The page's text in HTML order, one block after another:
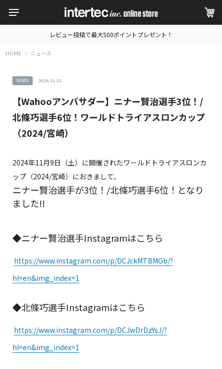
レビュー投稿で最大500ポイントプレゼント！
HOME ニュース
NEWS 2024.11.12
【Wahooアンバサダー】ニナー賢治選手3位！/
北條巧選手6位！ワールドトライアスロンカップ
（2024/宮崎）
2024年11月9日（土）に開催されたワールドトライアスロンカ
ップ（2024/宮崎）におきまして、
ニナー賢治選手が3位！/北條巧選手6位！となり
ました!!
◆ニナー賢治選手Instagramはこちら
https://www.instagram.com/p/DCJckMTBMGb/?
hl=en&img_index=1
◆北條巧選手Instagramはこちら
https://www.instagram.com/p/DCJwDrDzYsJ/?
hl=en&img_index=1